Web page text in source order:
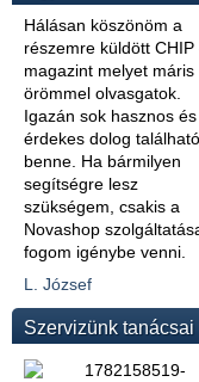
Hálásan köszönöm a
részemre küldött CHIP
magazint melyet máris
örömmel olvasgatok.
Igazán sok hasznos és
érdekes dolog található
benne. Ha bármilyen
segítségre lesz
szükségem, csakis a
Novashop
fogom igénybe venni.
L. József
Szervizünk tanácsai